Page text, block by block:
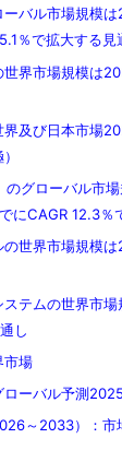
ーバル市場規模
％で拡大する見
界市場規模は
及び日本市場
のグローバル市
にCAGR 12.3％
世界市場規模
テムの世界市
し
市場
ローバル予測
～2033）：市